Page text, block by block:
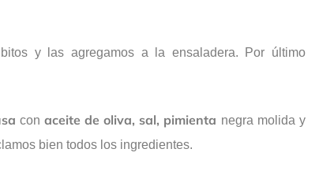
y las agregamos a la ensaladera. Por último
con aceite de oliva, sal, pimienta negra molida y
bien todos los ingredientes.